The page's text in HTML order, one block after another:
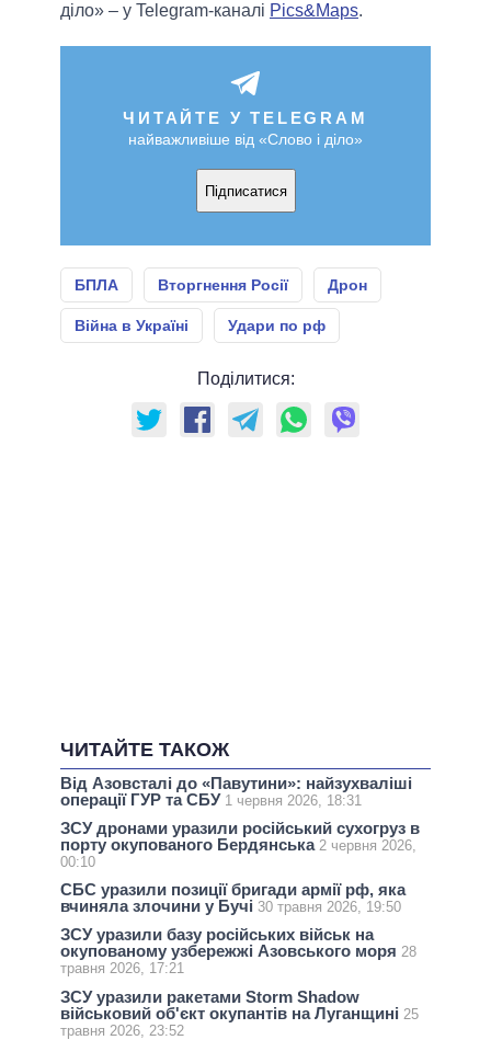
діло» – у Telegram-каналі Pics&Maps.
ЧИТАЙТЕ У TELEGRAM
найважливіше від «Слово і діло»
Підписатися
БПЛА Вторгнення Росії Дрон
Війна в Україні Удари по рф
Поділитися:
ЧИТАЙТЕ ТАКОЖ
Від Азовсталі до «Павутини»: найзухваліші
операції ГУР та СБУ 1 червня 2026, 18:31
ЗСУ дронами уразили російський сухогруз в
порту окупованого Бердянська 2 червня 2026,
00:10
СБС уразили позиції бригади армії рф, яка
вчиняла злочини у Бучі 30 травня 2026, 19:50
ЗСУ уразили базу російських військ на
окупованому узбережжі Азовського моря 28
травня 2026, 17:21
ЗСУ уразили ракетами Storm Shadow
військовий об'єкт окупантів на Луганщині 25
травня 2026, 23:52